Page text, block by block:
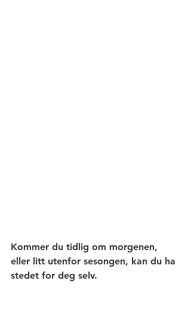
Kommer du tidlig om morgenen,
eller litt utenfor sesongen, kan du ha
stedet for deg selv.